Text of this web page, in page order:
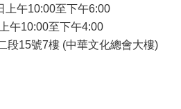
上午10:00至下午6:00
午10:00至下午4:00
段15號7樓 (中華文化總會大樓)